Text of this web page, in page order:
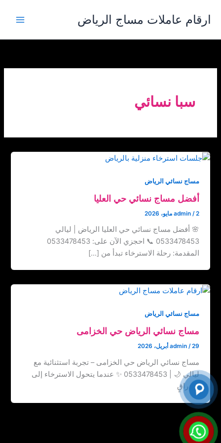
المحتوى
ارقام عاملات مساج الرياض
سبا نسائي
مساج نسائي الرياض
أفضل مساج نسائي حي العليا
admin /2 مايو، 2026
🌸 أفضل مساج نسائي حي العليا الرياض | ليالي
0533478453 📞 احجزي الآن على: 0533478453
المقدمة: رحلة الاسترخاء تبدأ من […]
مساج نسائي الرياض
مساج نسائي الرياض حي الخزامى
admin /29 أبريل، 2026
مساج نسائي الرياض حي الخزامى – تجربة استثنائية مع
ليالي 🌙 | 0533478453 ✨ عندما يتحول الاسترخاء إلى
فن راقٍ